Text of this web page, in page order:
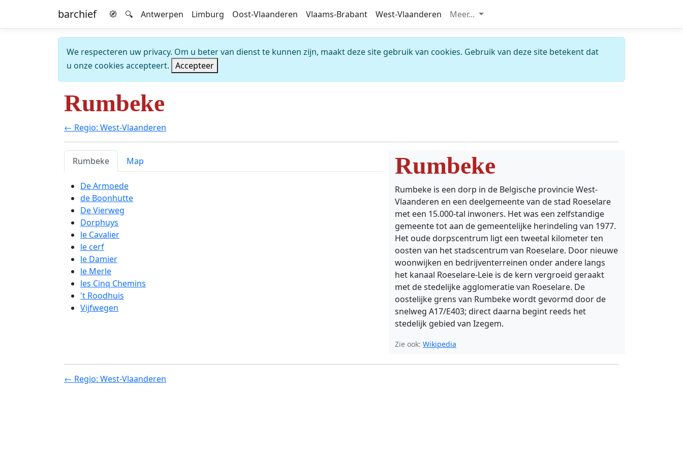
barchief 🧭 🔍 Antwerpen Limburg Oost-Vlaanderen Vlaams-Brabant West-Vlaanderen Meer...
We respecteren uw privacy. Om u beter van dienst te kunnen zijn, maakt deze site gebruik van cookies. Gebruik van deze site betekent dat
u onze cookies accepteert. Accepteer
Rumbeke
← Regio: West-Vlaanderen
Rumbeke Map
De Armoede
de Boonhutte
De Vierweg
Dorphuys
le Cavalier
le cerf
le Damier
le Merle
les Cinq Chemins
't Roodhuis
Vijfwegen
Rumbeke
Rumbeke is een dorp in de Belgische provincie West-
Vlaanderen en een deelgemeente van de stad Roeselare
met een 15.000-tal inwoners. Het was een zelfstandige
gemeente tot aan de gemeentelijke herindeling van 1977.
Het oude dorpscentrum ligt een tweetal kilometer ten
oosten van het stadscentrum van Roeselare. Door nieuwe
woonwijken en bedrijventerreinen onder andere langs
het kanaal Roeselare-Leie is de kern vergroeid geraakt
met de stedelijke agglomeratie van Roeselare. De
oostelijke grens van Rumbeke wordt gevormd door de
snelweg A17/E403; direct daarna begint reeds het
stedelijk gebied van Izegem.
Zie ook: Wikipedia
← Regio: West-Vlaanderen